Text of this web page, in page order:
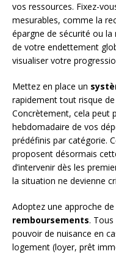
vos ressources. Fixez-
mesurables, comme la
épargne de sécurité ou la
de votre endettement
visualiser votre
Mettez en place un
rapidement tout risque
Concrètement, cela peut
hebdomadaire de vos
prédéfinis par catégorie.
proposent désormais
d’intervenir dès les
la situation ne devienne
Adoptez une approche de
remboursements. Tous
pouvoir de nuisance en
logement (loyer, prêt